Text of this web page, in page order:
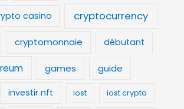
casino cryptocurrency
cryptomonnaie débutant
games guide
investir nft iost iost crypto